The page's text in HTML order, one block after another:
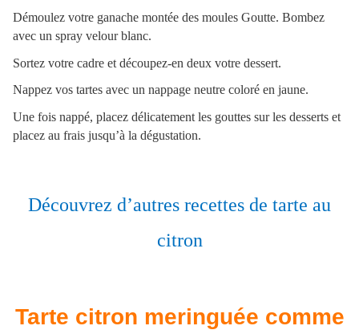
Démoulez votre ganache montée des moules Goutte. Bombez
avec un spray velour blanc.
Sortez votre cadre et découpez-en deux votre dessert.
Nappez vos tartes avec un nappage neutre coloré en jaune.
Une fois nappé, placez délicatement les gouttes sur les desserts et
placez au frais jusqu’à la dégustation.
Découvrez d’autres recettes de tarte au
citron
Tarte citron meringuée comme